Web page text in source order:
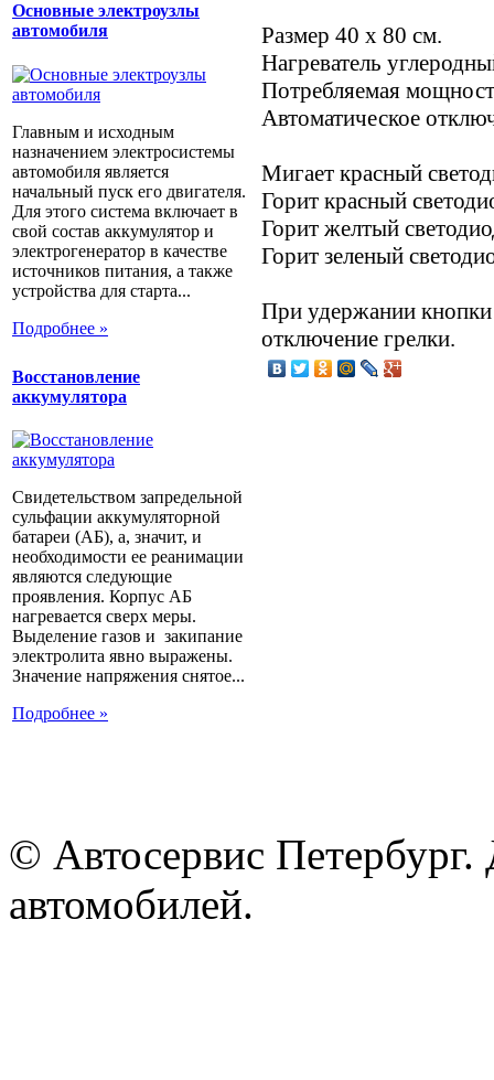
Основные электроузлы
автомобиля
Главным и исходным
назначением электросистемы
автомобиля является
начальный пуск его двигателя.
Для этого система включает в
свой состав аккумулятор и
электрогенератор в качестве
источников питания, а также
устройства для старта...
Подробнее »
Восстановление
аккумулятора
Свидетельством запредельной
сульфации аккумуляторной
батареи (АБ), а, значит, и
необходимости ее реанимации
являются следующие
проявления. Корпус АБ
нагревается сверх меры.
Выделение газов и закипание
электролита явно выражены.
Значение напряжения снятое...
Подробнее »
Размер 40 х 80 см.
Нагреватель
Потребляемая
Автоматическое
Мигает красный
Горит красный
Горит желтый
Горит зеленый
При удержании кнопки
отключение грелки.
© Автосервис
автомобилей.